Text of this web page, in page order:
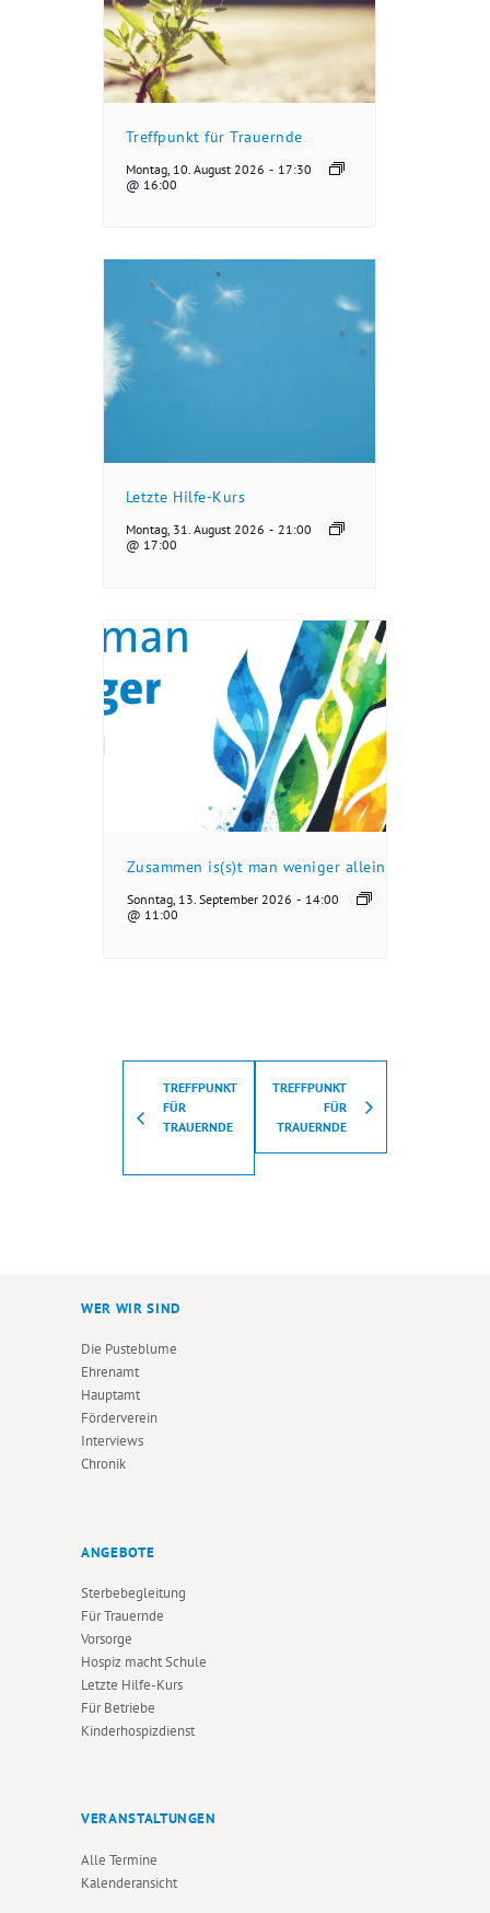
Treffpunkt für Trauernde
Montag, 10. August 2026
@ 16:00
- 17:30
Letzte Hilfe-Kurs
Montag, 31. August 2026
@ 17:00
- 21:00
Zusammen is(s)t man weniger allein
Sonntag, 13. September 2026
@ 11:00
- 14:00
TREFFPUNKT
FÜR
TRAUERNDE
TREFFPUNKT
FÜR
TRAUERNDE
WER WIR SIND
Die Pusteblume
Ehrenamt
Hauptamt
Förderverein
Interviews
Chronik
ANGEBOTE
Sterbebegleitung
Für Trauernde
Vorsorge
Hospiz macht Schule
Letzte Hilfe-Kurs
Für Betriebe
Kinderhospizdienst
VERANSTALTUNGEN
Alle Termine
Kalenderansicht